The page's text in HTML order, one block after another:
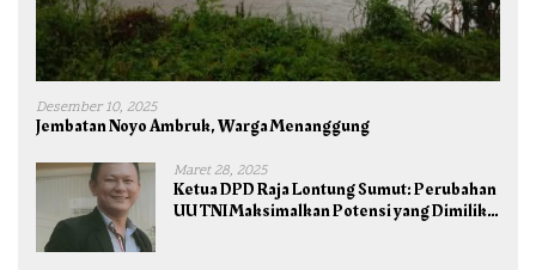
Desember 10, 2025
Jembatan Noyo Ambruk, Warga Menanggung
Maret 28, 2025
Ketua DPD Raja Lontung Sumut: Perubahan
UU TNI Maksimalkan Potensi yang Dimiliki